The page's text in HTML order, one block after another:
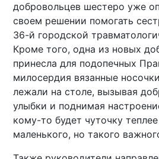
добровольцев шестеро уже
своем решении помогать
36-й городской
Кроме того, одна из новых
принесла для подопечных
милосердия вязанные
лежали на столе, вызывая
улыбки и поднимая
кому-то будет чуточку
маленького, но такого